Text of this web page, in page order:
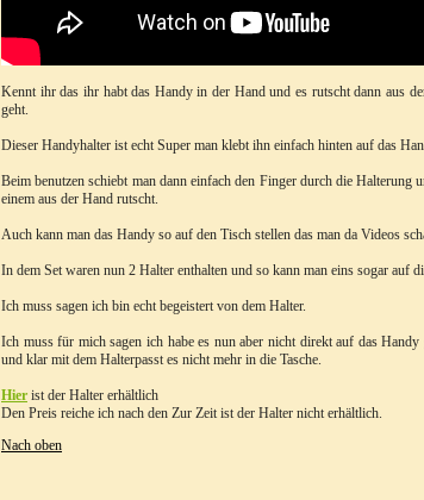
Kennt ihr das ihr habt das Handy in der Hand und es rutscht dann aus
geht.
Dieser Handyhalter ist echt Super man klebt ihn einfach hinten auf das
Beim benutzen schiebt man dann einfach den Finger durch die Halterung
einem aus der Hand rutscht.
Auch kann man das Handy so auf den Tisch stellen das man da Videos
In dem Set waren nun 2 Halter enthalten und so kann man eins sogar auf
Ich muss sagen ich bin echt begeistert von dem Halter.
Ich muss für mich sagen ich habe es nun aber nicht direkt auf das
und klar mit dem Halterpasst es nicht mehr in die Tasche.
Hier ist der Halter erhältlich
Den Preis reiche ich nach den Zur Zeit ist der Halter nicht erhältlich.
Nach oben